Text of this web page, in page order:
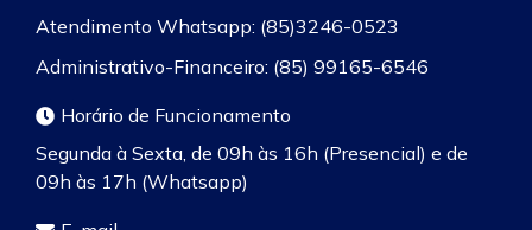
Atendimento Whatsapp: (85)3246-0523
Administrativo-Financeiro: (85) 99165-6546
Horário de Funcionamento
Segunda à Sexta, de 09h às 16h (Presencial) e de
09h às 17h (Whatsapp)